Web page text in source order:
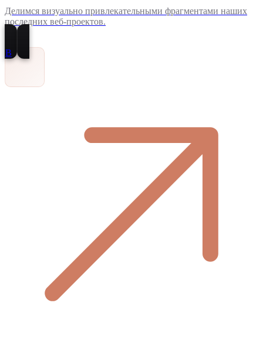
Делимся визуально привлекательными фрагментами наших
последних веб-проектов.
В